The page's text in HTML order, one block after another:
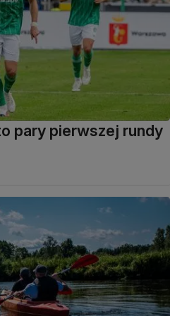
pary pierwszej rundy